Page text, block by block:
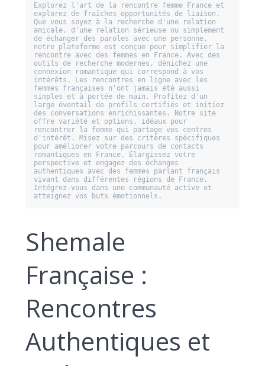
Explorez l'art de la rencontre femme France et
explorez de fraîches opportunités de liaison.
Que vous soyez à la recherche d'une relation
amicale, d'une relation sérieuse ou simplement
de échanger des paroles avec une personne,
notre plateforme est conçue pour simplifier la
rencontre avec des femmes en France. Avec des
outils de recherche modernes, dénichez une
connexion romantique qui correspond à vos
intérêts. Les rencontres en ligne avec les
femmes françaises n'ont jamais été aussi
simples et à portée de main. Profitez d'un
large éventail de profils certifiés et initiez
des conversations enrichissantes. Notre site
offre variété et options, idéaux pour
rencontrer la femme qui partage vos centres
d'intérêt. Misez sur des critères spécifiques
pour améliorer votre parcours de contacts
romantiques en France. Élargissez votre
perspective et engagez des échanges
authentiques avec des femmes parlant français
vivant dans différentes régions de France.
Intégrez-vous dans une communauté active et
Shemale
Française :
Rencontres
Authentiques et